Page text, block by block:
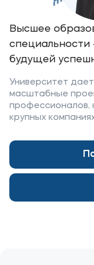
Институт
Уровни
Среднее
Высшее
Дополнительное
Банковские
Карьера
Высшее
специальности
будущей
Университет
масштабные
профессионалов,
крупных